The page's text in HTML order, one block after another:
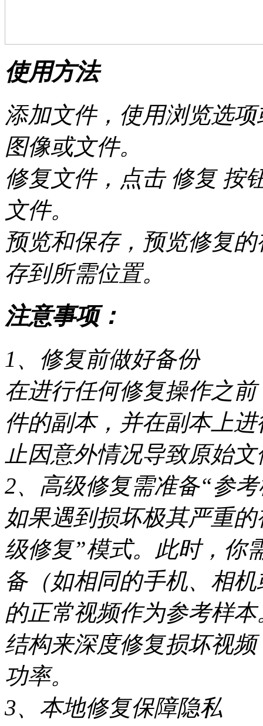
使用方法
添加文件，使用浏览选
图像或文件。
修复文件，点击 修复 按
文件。
预览和保存，预览修复
存到所需位置。
注意事项：
1、修复前做好备份
在进行任何修复操作之
件的副本，并在副本上
止因意外情况导致原始
2、高级修复需准备“参
如果遇到损坏极其严重
级修复”模式。此时，你
备（如相同的手机、相
的正常视频作为参考样
结构来深度修复损坏视
功率。
3、本地修复保障隐私